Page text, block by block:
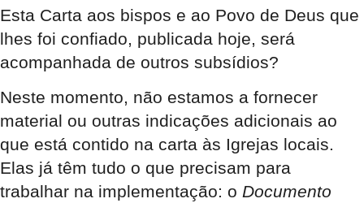
Esta Carta aos bispos e ao Povo de Deus que
lhes foi confiado, publicada hoje, será
acompanhada de outros subsídios?
Neste momento, não estamos a fornecer
material ou outras indicações adicionais ao
que está contido na carta às Igrejas locais.
Elas já têm tudo o que precisam para
trabalhar na implementação: o Documento